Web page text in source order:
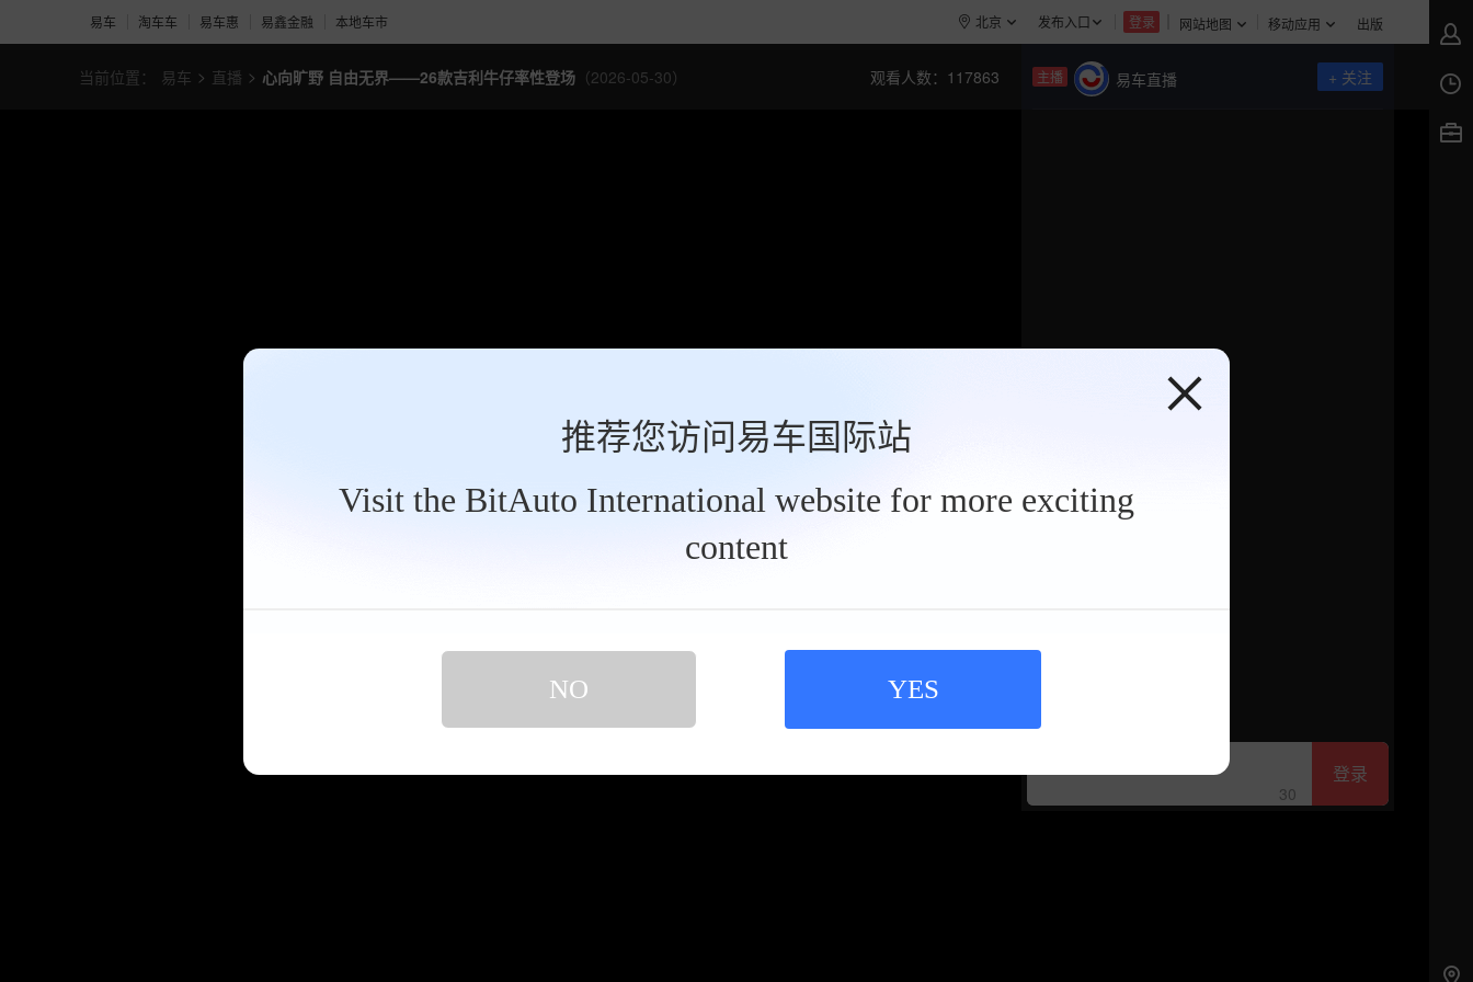
易车 淘车车 易车惠 易鑫金融 本地车市 网站地图 移动应用 出版
登录
发布入口
北京
推荐您访问易车国际站
Visit the BitAuto International website for more exciting
content
NO YES
当前位置： 易车 > 直播 > 心向旷野 自由无界——26款吉利牛仔率性登场 （2026-05-30） 观看人数：117863 主播 易车直播 + 关注
30
登录